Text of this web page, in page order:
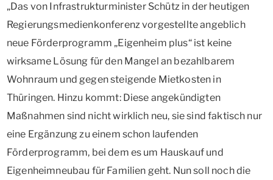
„Das von Infrastrukturminister Schütz in der heutigen
Regierungsmedienkonferenz vorgestellte angeblich
neue Förderprogramm „Eigenheim plus“ ist keine
wirksame Lösung für den Mangel an bezahlbarem
Wohnraum und gegen steigende Mietkosten in
Thüringen. Hinzu kommt: Diese angekündigten
Maßnahmen sind nicht wirklich neu, sie sind faktisch nur
eine Ergänzung zu einem schon laufenden
Förderprogramm, bei dem es um Hauskauf und
Eigenheimneubau für Familien geht. Nun soll noch die